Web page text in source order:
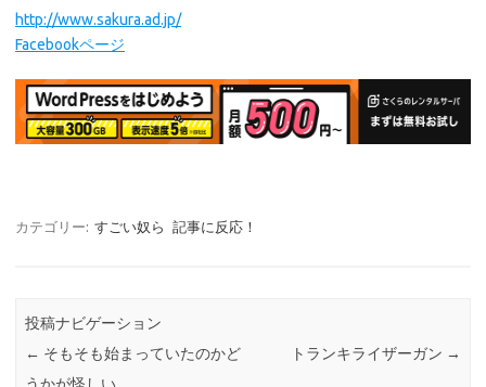
http://www.sakura.ad.jp/
Facebookページ
カテゴリー: すごい奴ら 記事に反応！
投稿ナビゲーション
← そもそも始まっていたのかど
トランキライザーガン →